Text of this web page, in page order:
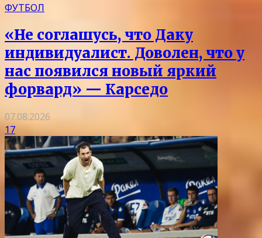
ФУТБОЛ
«Не соглашусь, что Даку
индивидуалист. Доволен, что у
нас появился новый яркий
форвард» — Карседо
07.08.2026
17